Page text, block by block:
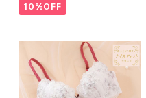
10%OFF